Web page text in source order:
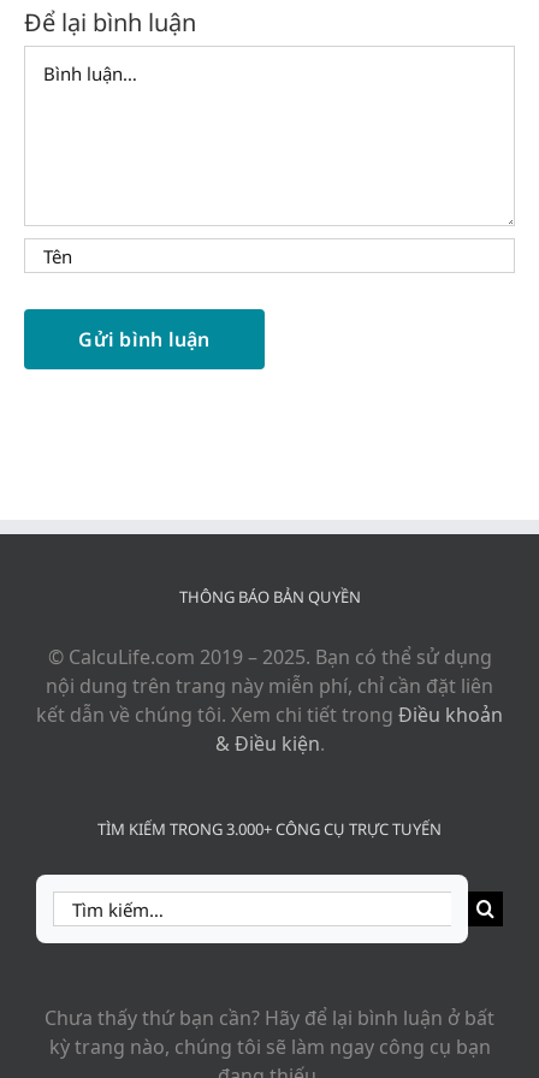
Để lại bình luận
Comment
THÔNG BÁO BẢN QUYỀN
© CalcuLife.com 2019 – 2025. Bạn có thể sử dụng
nội dung trên trang này miễn phí, chỉ cần đặt liên
kết dẫn về chúng tôi. Xem chi tiết trong Điều khoản
& Điều kiện.
TÌM KIẾM TRONG 3.000+ CÔNG CỤ TRỰC TUYẾN
Search
for:
Chưa thấy thứ bạn cần? Hãy để lại bình luận ở bất
kỳ trang nào, chúng tôi sẽ làm ngay công cụ bạn